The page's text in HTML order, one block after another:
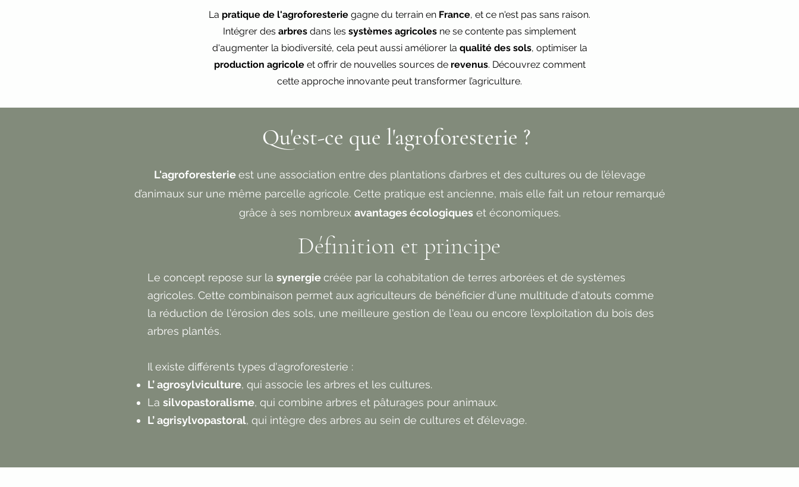
La pratique de l'agroforesterie gagne du terrain en France, et ce n'est pas sans raison.
Intégrer des arbres dans les systèmes agricoles ne se contente pas simplement
d'augmenter la biodiversité, cela peut aussi améliorer la qualité des sols, optimiser la
production agricoleet offrir de nouvelles sources de revenus. Découvrez comment
cette approche innovante peut transformer l’agriculture.
Qu'est-ce que l'agroforesterie ?
L'agroforesterieest une association entre des plantations d’arbres et des cultures ou de l’élevage
d’animaux sur une même parcelle agricole. Cette pratique est ancienne, mais elle fait un retour remarqué
grâce à ses nombreux avantages écologiqueset économiques.
Définition et principe
Le concept repose sur la synergiecréée par la cohabitation de terres arborées et de systèmes
agricoles. Cette combinaison permet aux agriculteurs de bénéficier d'une multitude d'atouts comme
la réduction de l'érosion des sols, une meilleure gestion de l'eau ou encore l’exploitation du bois des
arbres plantés.
Il existe différents types d'agroforesterie :
L’ agrosylviculture, qui associe les arbres et les cultures.
La silvopastoralisme, qui combine arbres et pâturages pour animaux.
L’ agrisylvopastoral, qui intègre des arbres au sein de cultures et d’élevage.